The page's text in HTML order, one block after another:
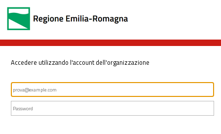
Accedere utilizzando l'account dell'organizzazione